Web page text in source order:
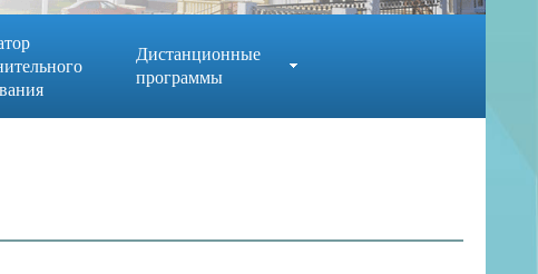
Дистанционные
программы